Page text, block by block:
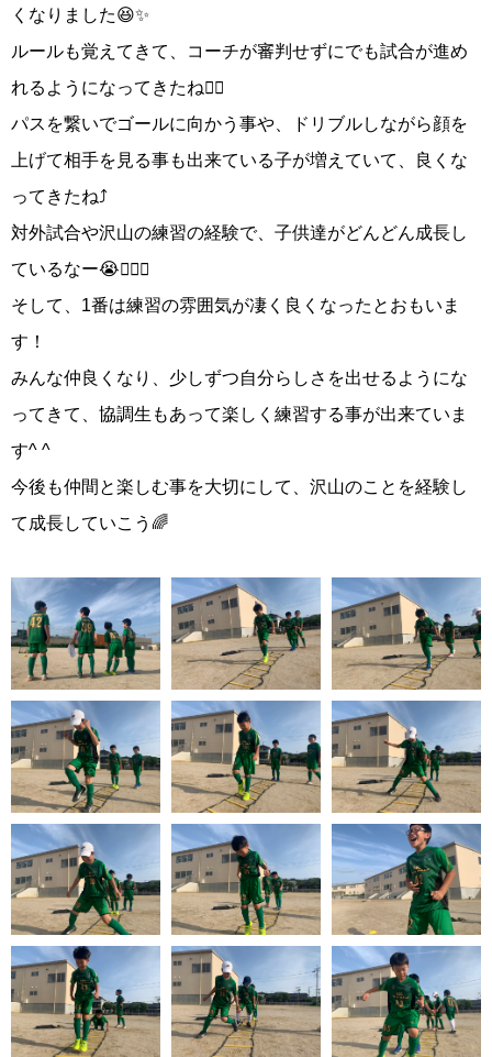
くなりました😆✨
ルールも覚えてきて、コーチが審判せずにでも試合が進め
れるようになってきたね👍🏻
パスを繋いでゴールに向かう事や、ドリブルしながら顔を
上げて相手を見る事も出来ている子が増えていて、良くな
ってきたね⤴️
対外試合や沢山の練習の経験で、子供達がどんどん成長し
ているなー😭👍🏻✨
そして、1番は練習の雰囲気が凄く良くなったとおもいま
す！
みんな仲良くなり、少しずつ自分らしさを出せるようにな
ってきて、協調生もあって楽しく練習する事が出来ていま
す^ ^
今後も仲間と楽しむ事を大切にして、沢山のことを経験し
て成長していこう🌈